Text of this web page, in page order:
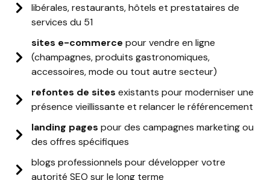
libérales, restaurants, hôtels et prestataires de
services du 51
sites e-commerce pour vendre en ligne
(champagnes, produits gastronomiques,
accessoires, mode ou tout autre secteur)
refontes de sites existants pour moderniser une
présence vieillissante et relancer le référencement
landing pages pour des campagnes marketing ou
des offres spécifiques
blogs professionnels pour développer votre
autorité SEO sur le long terme